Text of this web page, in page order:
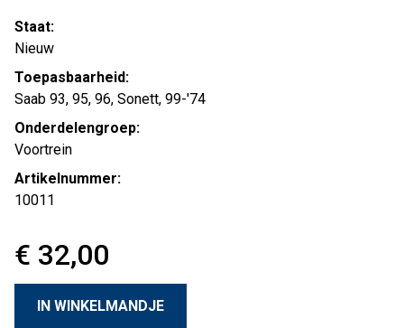
Staat:
Nieuw
Toepasbaarheid:
Saab 93, 95, 96, Sonett, 99-'74
Onderdelengroep:
Voortrein
Artikelnummer:
10011
€ 32,00